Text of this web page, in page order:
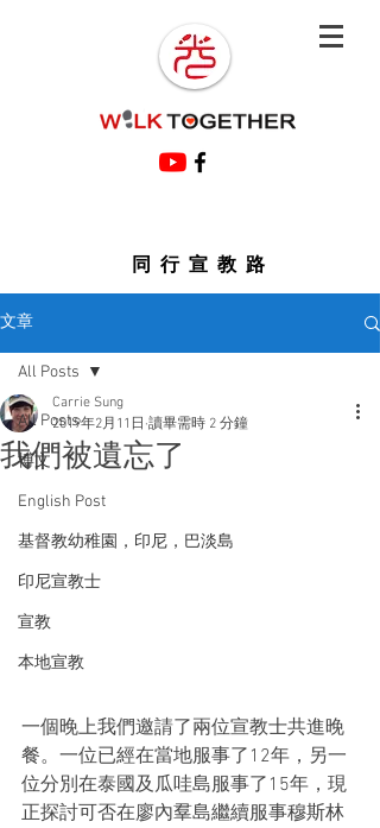
同行宣教路
文章
All Posts
博文
English Post
基督教幼稚園，印尼，巴淡島
印尼宣教士
宣教
本地宣教
All Posts
我們被遺忘了
Carrie Sung
2019年2月11日 讀畢需時 2 分鐘
一個晚上我們邀請了兩位宣教士共進晚
餐。一位已經在當地服事了12年，另一
位分別在泰國及瓜哇島服事了15年，現
正探討可否在廖內羣島繼續服事穆斯林